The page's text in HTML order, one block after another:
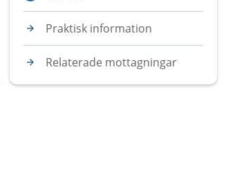
Praktisk information
Relaterade mottagningar